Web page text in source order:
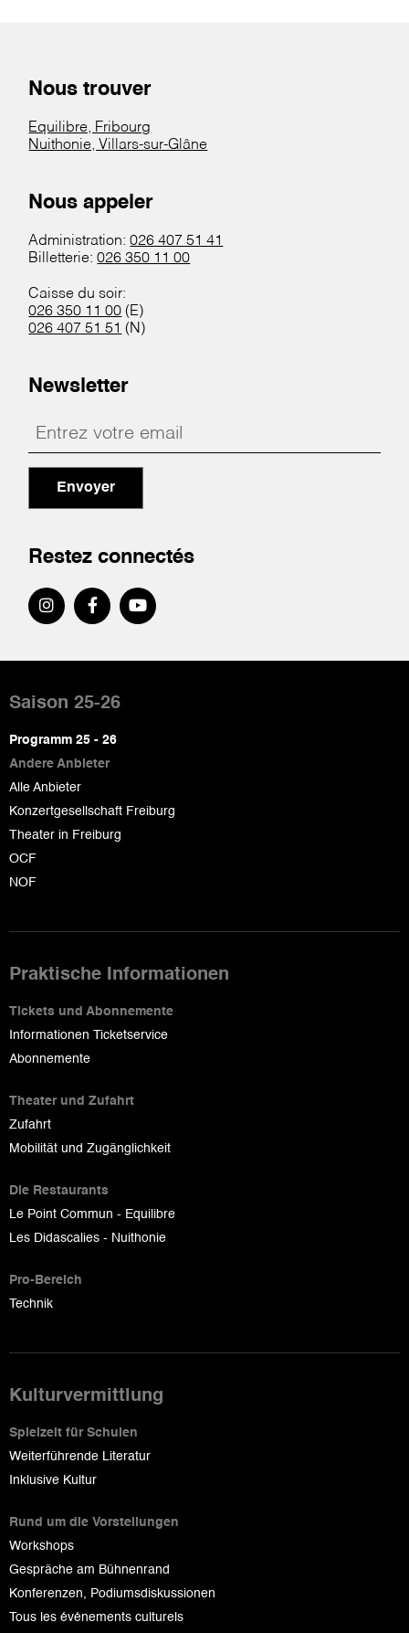
Nous trouver
Equilibre, Fribourg
Nuithonie, Villars-sur-Glâne
Nous appeler
Administration:026 407 51 41
Billetterie:026 350 11 00
Caisse du soir:
026 350 11 00 (E)
026 407 51 51 (N)
Newsletter
Envoyer
Restez connectés
de
page
Saison 25-26
Programm 25 - 26
Andere Anbieter
Alle Anbieter
Konzertgesellschaft Freiburg
Theater in Freiburg
OCF
NOF
Praktische Informationen
Tickets und Abonnemente
Informationen Ticketservice
Abonnemente
Theater und Zufahrt
Zufahrt
Mobilität und Zugänglichkeit
Die Restaurants
Le Point Commun - Equilibre
Les Didascalies - Nuithonie
Pro-Bereich
Technik
Kulturvermittlung
Spielzeit für Schulen
Weiterführende Literatur
Inklusive Kultur
Rund um die Vorstellungen
Workshops
Gespräche am Bühnenrand
Konferenzen, Podiumsdiskussionen
Tous les événements culturels